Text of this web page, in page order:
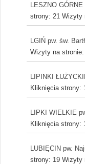
LESZNO
strony: 21 Wizyty
LGIŃ pw. św.
Wizyty na stronie:
LIPINKI
Kliknięcia strony:
LIPKI WIELKIE
Kliknięcia strony:
LUBIĘCIN pw.
strony: 19 Wizyty